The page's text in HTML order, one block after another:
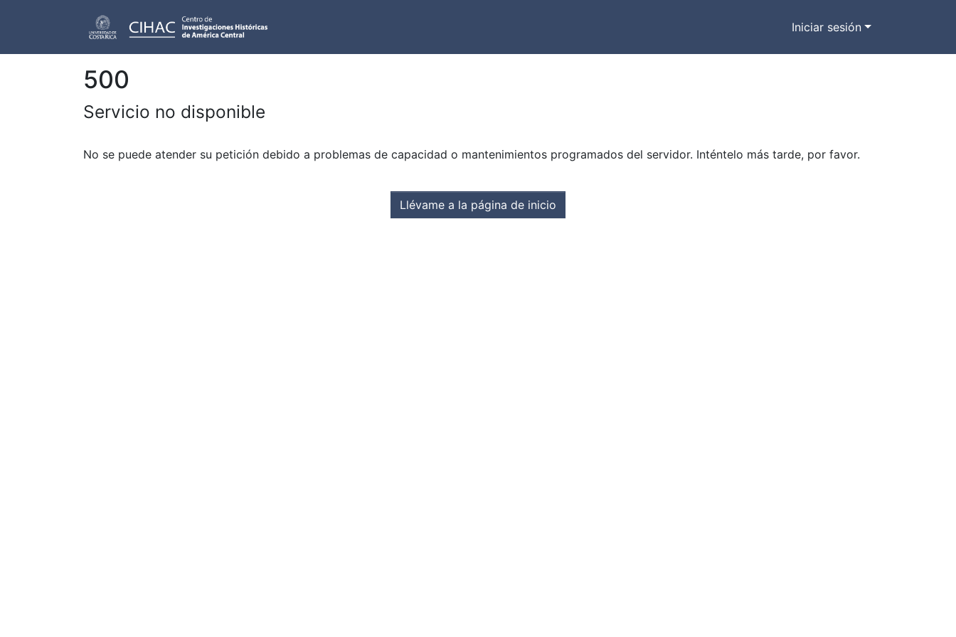
Iniciar sesión
500
Servicio no disponible
No se puede atender su petición debido a problemas de capacidad o mantenimientos programados del servidor. Inténtelo más tarde, por favor.
Llévame a la página de inicio